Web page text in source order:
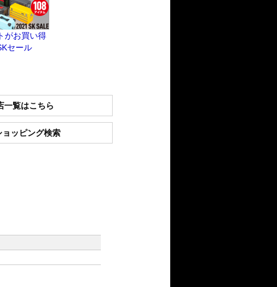
がお買い得
セール
一覧はこちら
ッピング検索